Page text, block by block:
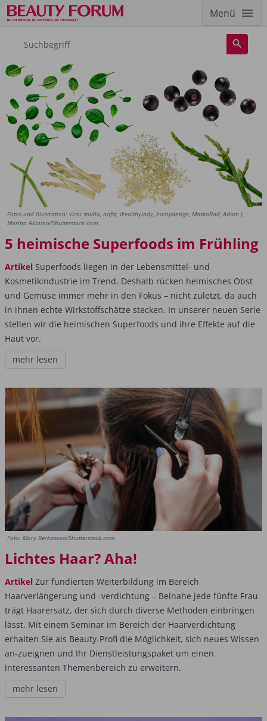
Menü
Fotos und Illustration: virtu studio, aofst, Wealthylady, homydesign, MaskaRad, Adam J,
Marina Akinina/Shutterstock.com
5 heimische Superfoods im Frühling
Artikel Superfoods liegen in der Lebensmittel- und
Kosmetikindustrie im Trend. Deshalb rücken ­heimisches Obst
und Gemüse immer mehr in den Fokus – nicht zuletzt, da auch
in ihnen echte Wirkstoffschätze stecken. In unserer neuen Serie
stellen wir die heimischen Superfoods und ­ihre Effekte auf die
Haut vor.
mehr lesen
Foto: Mary Berkasova/Shutterstock.com
Lichtes Haar? Aha!
Artikel Zur fundierten Weiterbildung im Bereich
Haarverlängerung und -verdichtung – Beinahe jede fünfte Frau
trägt Haarersatz, der sich durch diverse Methoden einbringen
lässt. Mit einem Seminar im Bereich der Haarverdichtung
erhalten Sie als Beauty-Profi die Möglichkeit, sich neues Wissen
an-zueignen und Ihr Dienstleistungspaket um einen
interessanten Themenbereich zu erweitern.
mehr lesen